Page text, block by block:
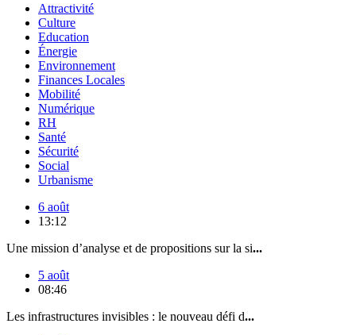
Attractivité
Culture
Education
Énergie
Environnement
Finances Locales
Mobilité
Numérique
RH
Santé
Sécurité
Social
Urbanisme
6 août
13:12
Une mission d’analyse et de propositions sur la si...
5 août
08:46
Les infrastructures invisibles : le nouveau défi d...